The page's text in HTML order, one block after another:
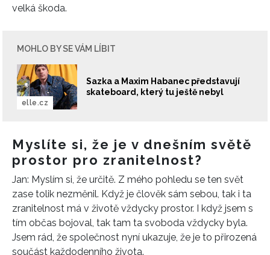
velká škoda.
MOHLO BY SE VÁM LÍBIT
Sazka a Maxim Habanec představují
skateboard, který tu ještě nebyl
elle.cz
Myslíte si, že je v dnešním světě
prostor pro zranitelnost?
Jan: Myslím si, že určitě. Z mého pohledu se ten svět
zase tolik nezměnil. Když je člověk sám sebou, tak i ta
zranitelnost má v životě vždycky prostor. I když jsem s
tím občas bojoval, tak tam ta svoboda vždycky byla.
Jsem rád, že společnost nyní ukazuje, že je to přirozená
součást každodenního života.